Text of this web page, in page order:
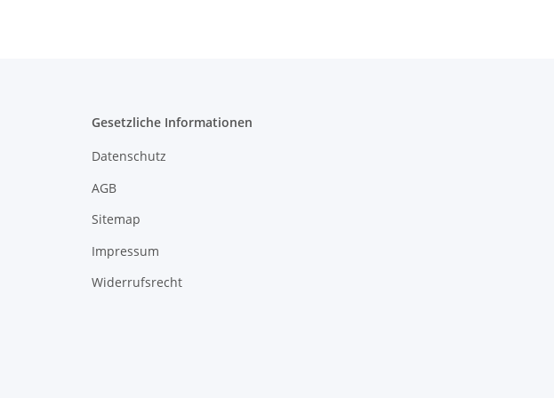
Gesetzliche Informationen
Datenschutz
AGB
Sitemap
Impressum
Widerrufsrecht